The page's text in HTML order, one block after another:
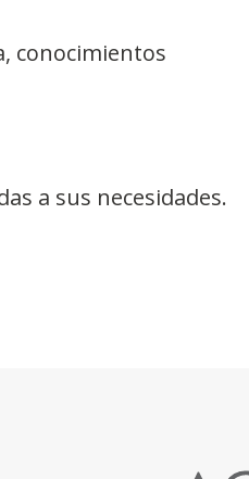
conocimientos
a sus necesidades.